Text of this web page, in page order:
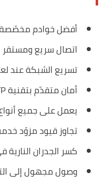
أفضل خوادم مخصّصة
اتصال سريع ومستقر
تسريع الشبكة عند
أمان متقدّم بتقنية MS-SSTP.
يعمل على جميع أنواع
تجاوز قيود مزوّد
كسر الجدران
وصول مجهول إلى